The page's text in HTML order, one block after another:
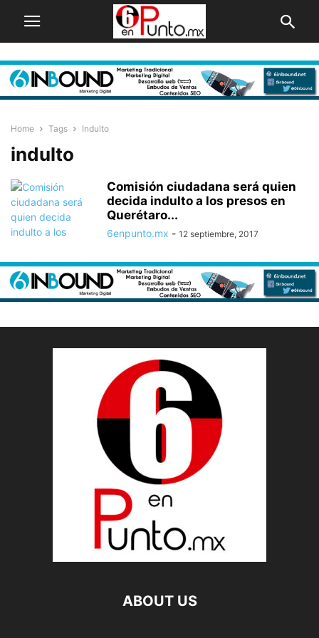
Home Tags Indulto
indulto
Comisión ciudadana será quien
decida indulto a los presos en
Querétaro...
6enpunto.mx - 12 septiembre, 2017
ABOUT US